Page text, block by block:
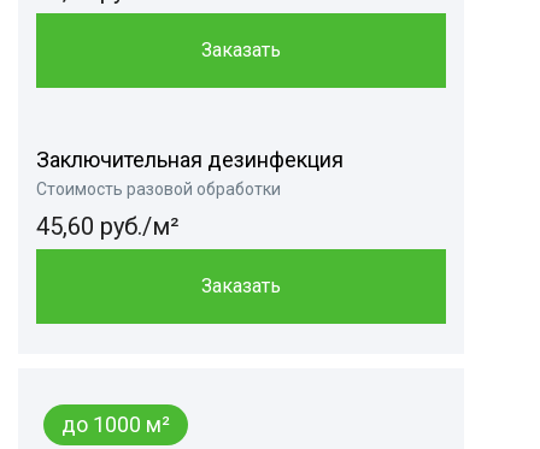
Заказать
Заключительная дезинфекция
Стоимость разовой обработки
45,60 руб./м²
Заказать
до 1000 м²